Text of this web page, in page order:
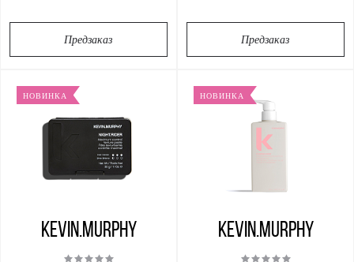
Предзаказ Предзаказ
НОВИНКА
KEVIN.MURPHY
НОВИНКА
KEVIN.MURPHY